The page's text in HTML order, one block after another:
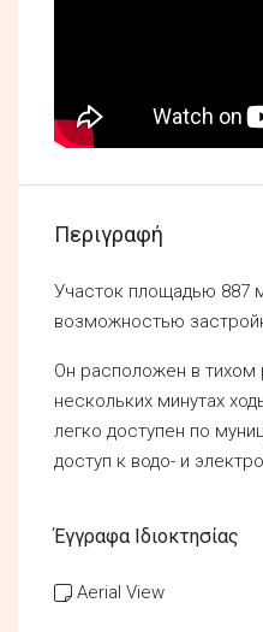
Περιγραφή
Участок площадью 887
возможностью
Он расположен в тихом
нескольких минутах
легко доступен по
доступ к водо- и
Έγγραφα Ιδιοκτησίας
Aerial View